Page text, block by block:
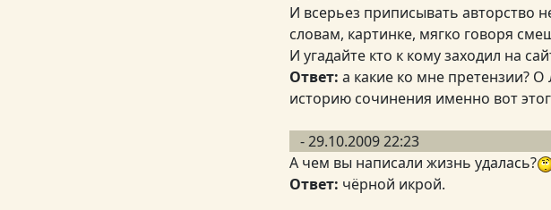
И всерьез приписывать авторство
словам, картинке, мягко говоря
И угадайте кто к кому заходил на
Ответ: а какие ко мне претензии?
историю сочинения именно вот
- 29.10.2009 22:23
А чем вы написали жизнь удалась?
Ответ: чёрной икрой.